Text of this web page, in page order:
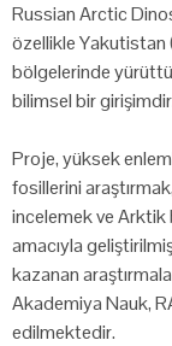
Russian Arctic
özellikle Yakutistan
bölgelerinde
bilimsel bir
Proje, yüksek
fosillerini
incelemek ve
amacıyla
kazanan
Akademiya Nauk,
edilmektedir.